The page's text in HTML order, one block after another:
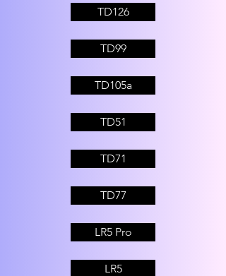
TD126
TD99
TD105a
TD51
TD71
TD77
LR5 Pro
LR5